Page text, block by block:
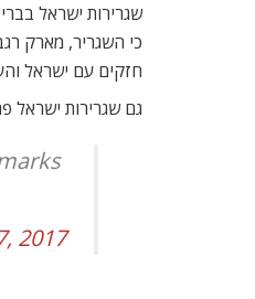
שגרירות ישראל
כי השגריר, מארק
חזקים עם ישראל
גם שגרירות ישראל
 Yiftah Curiel (@yiftahc)
2017